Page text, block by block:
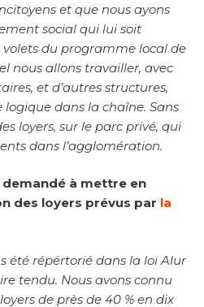
et que nous ayons
social qui lui soit
volets du programme local de
nous allons travailler, avec
et d’autres structures,
logique dans la chaîne. Sans
loyers, sur le parc privé, qui
dans l’agglomération.
à mettre en
des loyers prévus par la
été répértorié dans la loi Alur
tendu. Nous avons connu
de près de 40 % en dix